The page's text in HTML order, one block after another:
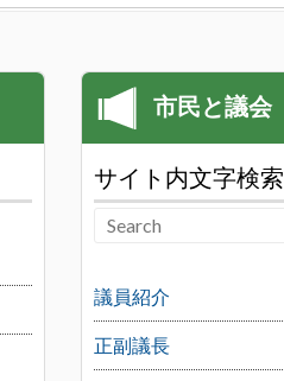
サイト内文字検索
議員紹介
正副議長